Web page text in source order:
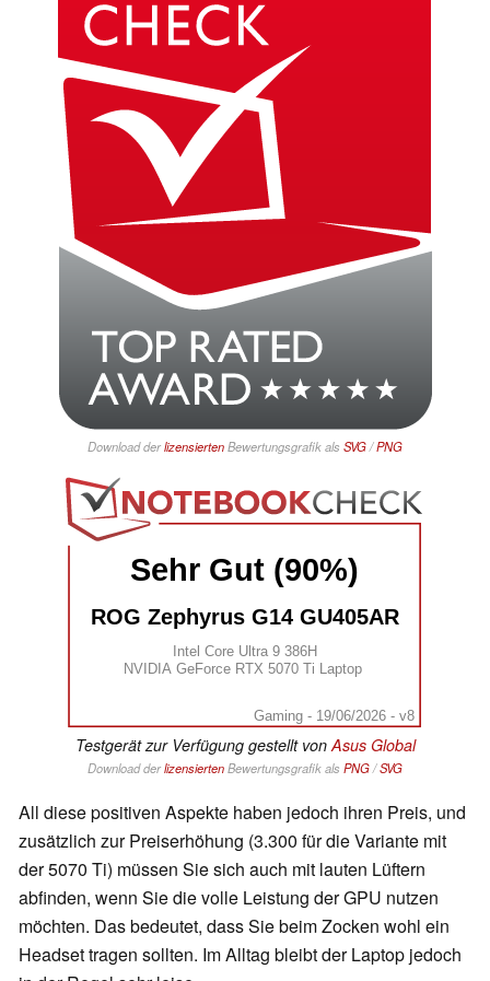
Download derlizensiertenBewertungsgrafik als SVG/PNG
Sehr Gut (90%)
ROG Zephyrus G14 GU405AR
Intel Core Ultra 9 386H
NVIDIA GeForce RTX 5070 Ti Laptop
Gaming - 19/06/2026 - v8
Testgerät zur Verfügung gestellt vonAsus Global
Download derlizensiertenBewertungsgrafik als PNG/SVG
All diese positiven Aspekte haben jedoch ihren Preis, und
zusätzlich zur Preiserhöhung (3.300 für die Variante mit
der 5070 Ti) müssen Sie sich auch mit lauten Lüftern
abfinden, wenn Sie die volle Leistung der GPU nutzen
möchten. Das bedeutet, dass Sie beim Zocken wohl ein
Headset tragen sollten. Im Alltag bleibt der Laptop jedoch